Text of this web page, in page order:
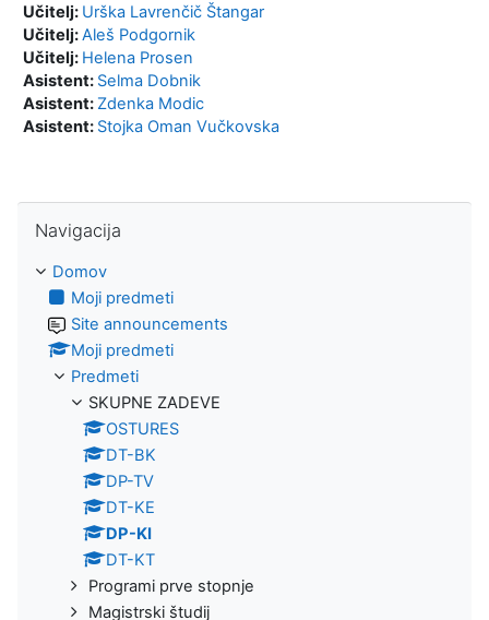
Učitelj: Urška Lavrenčič Štangar
Učitelj:Aleš Podgornik
Učitelj: Helena Prosen
Asistent: Selma Dobnik
Asistent: Zdenka Modic
Asistent: Stojka Oman Vučkovska
Navigacija
Domov
Moji predmeti
Site announcements
Moji predmeti
Predmeti
SKUPNE ZADEVE
OSTURES
DT-BK
DP-TV
DT-KE
DP-KI
DT-KT
Programi prve stopnje
Magistrski študij